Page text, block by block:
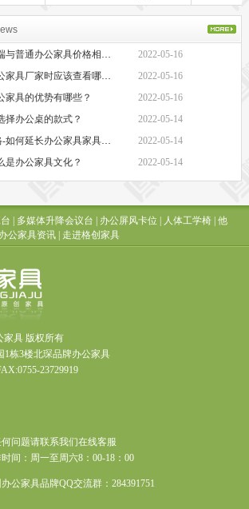
2022-05-16
·办公家具厂家-选择办公家具厂家时应该查看哪些方面？
2022-05-16
家具的优势有哪些？
2022-05-16
择办公桌的款式？
2022-05-14
·办公椅子图片大全价格-如何延长办公家具家具的保质期？
2022-05-14
是办公家具文化？
2022-05-14
| 多媒体升降会议台 | 办公屏风卡位 | 人体工学椅| 他
办公家具资讯| 走进格创家具
家具 版权所有
1栋3楼北琛品牌办公家具
23729919
问题请联系我们在线客服
间：周一至周六8：00-18：00
办公家具品牌QQ交流群：284391751